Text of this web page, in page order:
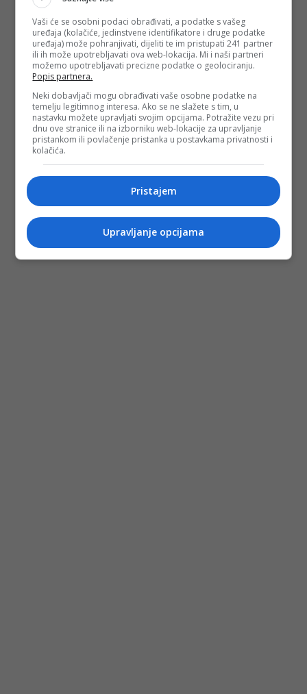
Vaši će se osobni podaci obrađivati, a podatke s vašeg
uređaja (kolačiće, jedinstvene identifikatore i druge podatke
uređaja) može pohranjivati, dijeliti te im pristupati 241 partner
ili ih može upotrebljavati ova web-lokacija. Mi i naši partneri
možemo upotrebljavati precizne podatke o geolociranju.
Popis partnera.
Neki dobavljači mogu obrađivati vaše osobne podatke na
temelju legitimnog interesa. Ako se ne slažete s tim, u
nastavku možete upravljati svojim opcijama. Potražite vezu pri
dnu ove stranice ili na izborniku web-lokacije za upravljanje
pristankom ili povlačenje pristanka u postavkama privatnosti i
kolačića.
Pristajem
Upravljanje opcijama